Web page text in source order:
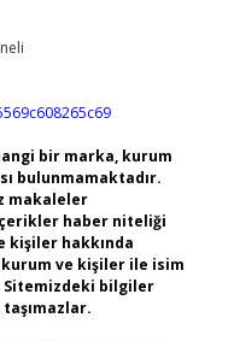
bir marka, kurum
bulunmamaktadır.
makaleler
haber niteliği
kişiler hakkında
kurum ve kişiler ile isim
bilgiler